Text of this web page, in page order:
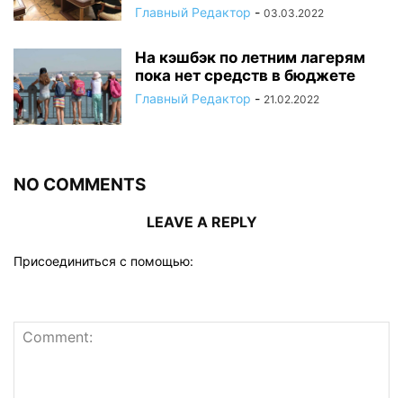
Главный Редактор - 03.03.2022
На кэшбэк по летним лагерям
пока нет средств в бюджете
Главный Редактор - 21.02.2022
NO COMMENTS
LEAVE A REPLY
Присоединиться с помощью: